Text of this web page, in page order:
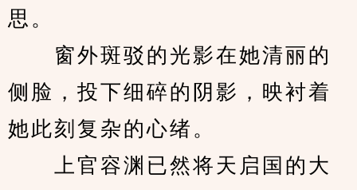
思。
窗外斑驳的光影在她清丽的
侧脸，投下细碎的阴影，映衬着
她此刻复杂的心绪。
上官容渊已然将天启国的大